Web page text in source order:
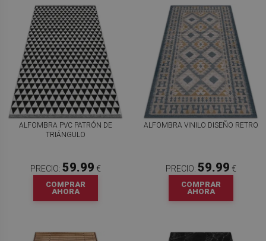
ALFOMBRA PVC PATRÓN DE
TRIÁNGULO
PRECIO: 59.99 €
COMPRAR
AHORA
ALFOMBRA VINILO DISEÑO RETRO
PRECIO: 59.99 €
COMPRAR
AHORA